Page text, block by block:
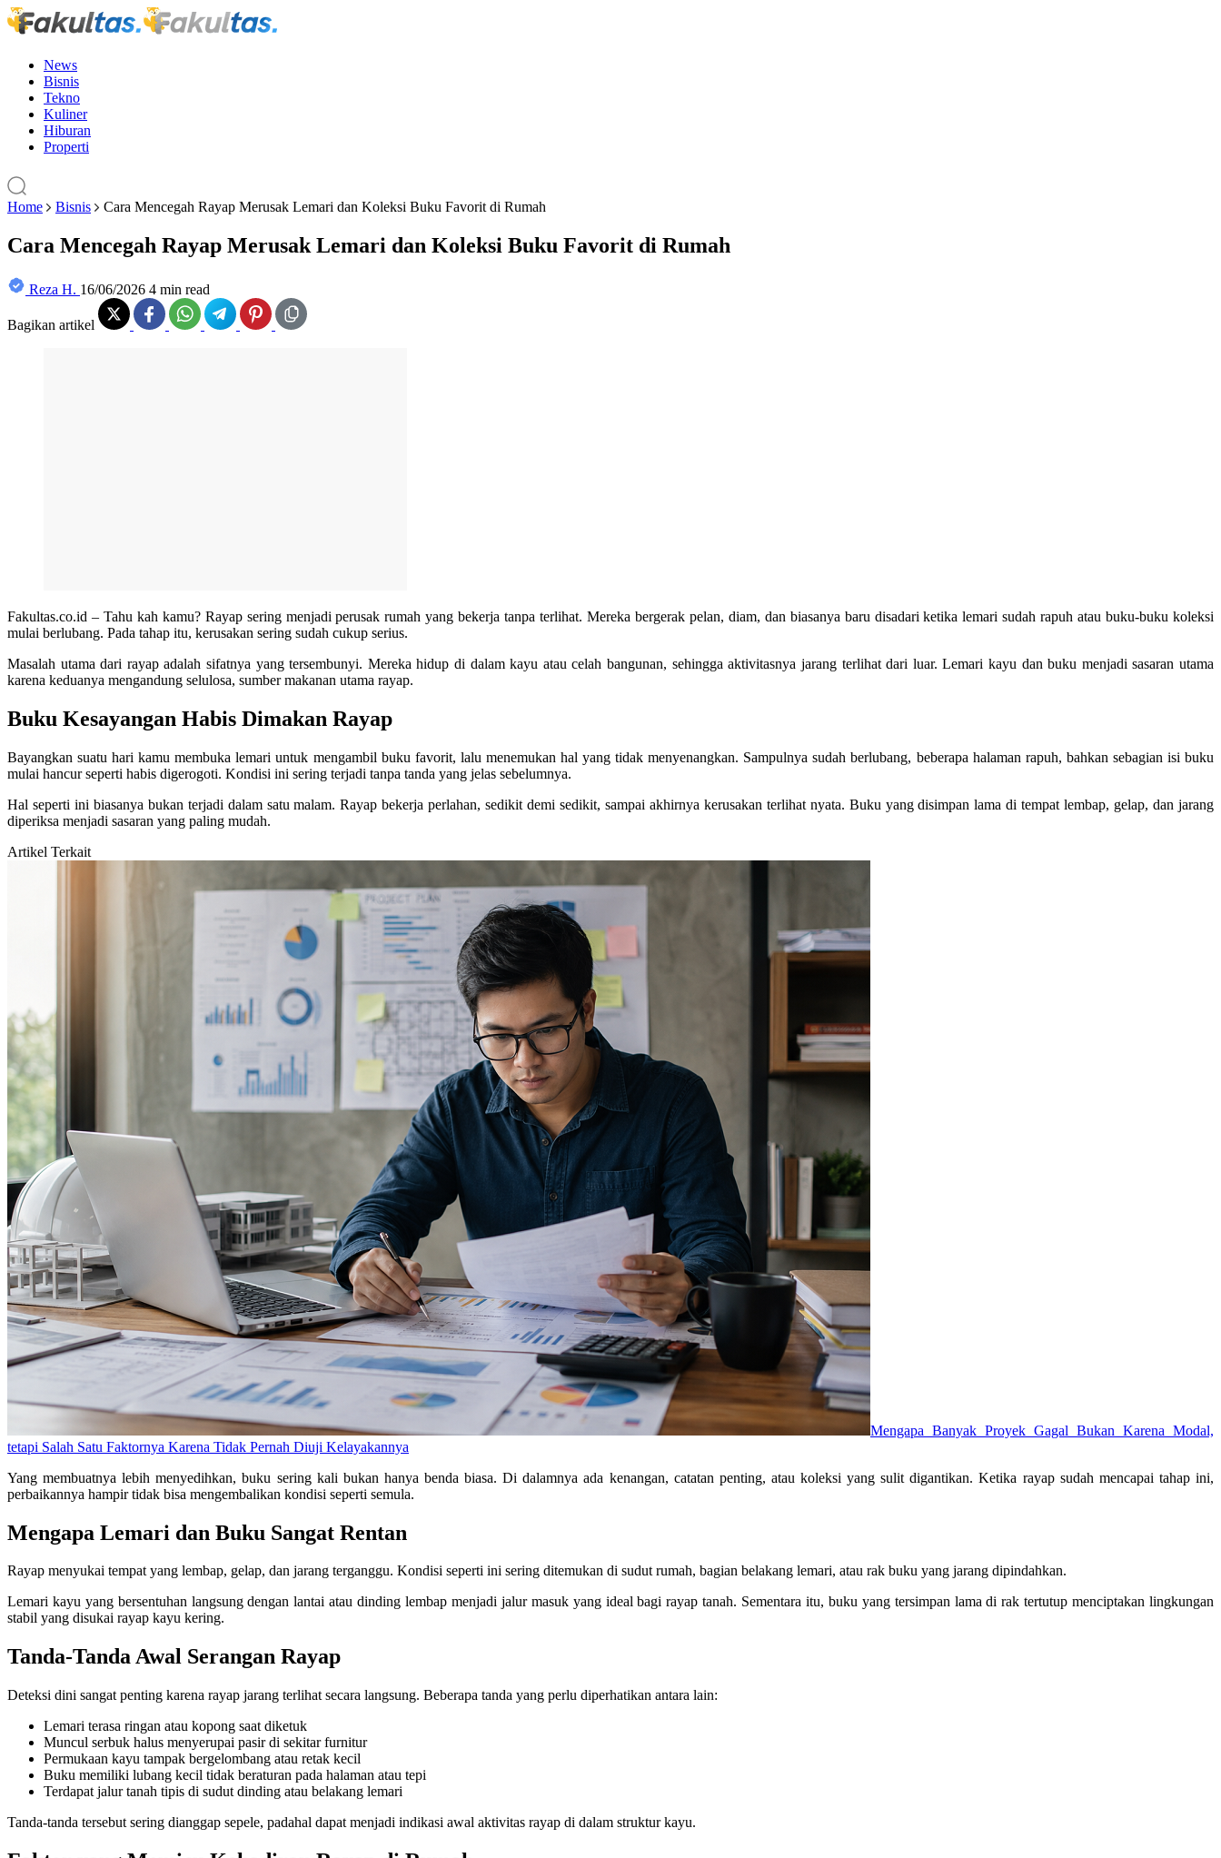
News
Bisnis
Tekno
Kuliner
Hiburan
Properti
Home Bisnis Cara Mencegah Rayap Merusak Lemari dan Koleksi Buku Favorit di Rumah
Cara Mencegah Rayap Merusak Lemari dan Koleksi Buku Favorit di Rumah
Reza H. 16/06/2026 4 min read
Bagikan artikel
Fakultas.co.id – Tahu kah kamu? Rayap sering menjadi perusak rumah yang bekerja tanpa terlihat. Mereka bergerak pelan, diam, dan biasanya baru disadari ketika lemari sudah rapuh atau buku-buku koleksi
mulai berlubang. Pada tahap itu, kerusakan sering sudah cukup serius.
Masalah utama dari rayap adalah sifatnya yang tersembunyi. Mereka hidup di dalam kayu atau celah bangunan, sehingga aktivitasnya jarang terlihat dari luar. Lemari kayu dan buku menjadi sasaran utama
karena keduanya mengandung selulosa, sumber makanan utama rayap.
Buku Kesayangan Habis Dimakan Rayap
Bayangkan suatu hari kamu membuka lemari untuk mengambil buku favorit, lalu menemukan hal yang tidak menyenangkan. Sampulnya sudah berlubang, beberapa halaman rapuh, bahkan sebagian isi buku
mulai hancur seperti habis digerogoti. Kondisi ini sering terjadi tanpa tanda yang jelas sebelumnya.
Hal seperti ini biasanya bukan terjadi dalam satu malam. Rayap bekerja perlahan, sedikit demi sedikit, sampai akhirnya kerusakan terlihat nyata. Buku yang disimpan lama di tempat lembap, gelap, dan jarang
diperiksa menjadi sasaran yang paling mudah.
Artikel Terkait
Mengapa Banyak Proyek Gagal Bukan Karena Modal,
tetapi Salah Satu Faktornya Karena Tidak Pernah Diuji Kelayakannya
Yang membuatnya lebih menyedihkan, buku sering kali bukan hanya benda biasa. Di dalamnya ada kenangan, catatan penting, atau koleksi yang sulit digantikan. Ketika rayap sudah mencapai tahap ini,
perbaikannya hampir tidak bisa mengembalikan kondisi seperti semula.
Mengapa Lemari dan Buku Sangat Rentan
Rayap menyukai tempat yang lembap, gelap, dan jarang terganggu. Kondisi seperti ini sering ditemukan di sudut rumah, bagian belakang lemari, atau rak buku yang jarang dipindahkan.
Lemari kayu yang bersentuhan langsung dengan lantai atau dinding lembap menjadi jalur masuk yang ideal bagi rayap tanah. Sementara itu, buku yang tersimpan lama di rak tertutup menciptakan lingkungan
stabil yang disukai rayap kayu kering.
Tanda-Tanda Awal Serangan Rayap
Deteksi dini sangat penting karena rayap jarang terlihat secara langsung. Beberapa tanda yang perlu diperhatikan antara lain:
Lemari terasa ringan atau kopong saat diketuk
Muncul serbuk halus menyerupai pasir di sekitar furnitur
Permukaan kayu tampak bergelombang atau retak kecil
Buku memiliki lubang kecil tidak beraturan pada halaman atau tepi
Terdapat jalur tanah tipis di sudut dinding atau belakang lemari
Tanda-tanda tersebut sering dianggap sepele, padahal dapat menjadi indikasi awal aktivitas rayap di dalam struktur kayu.